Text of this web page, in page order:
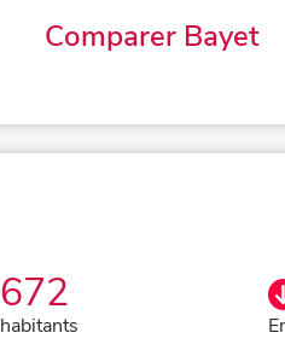
Comparer Bayet
672
habitants